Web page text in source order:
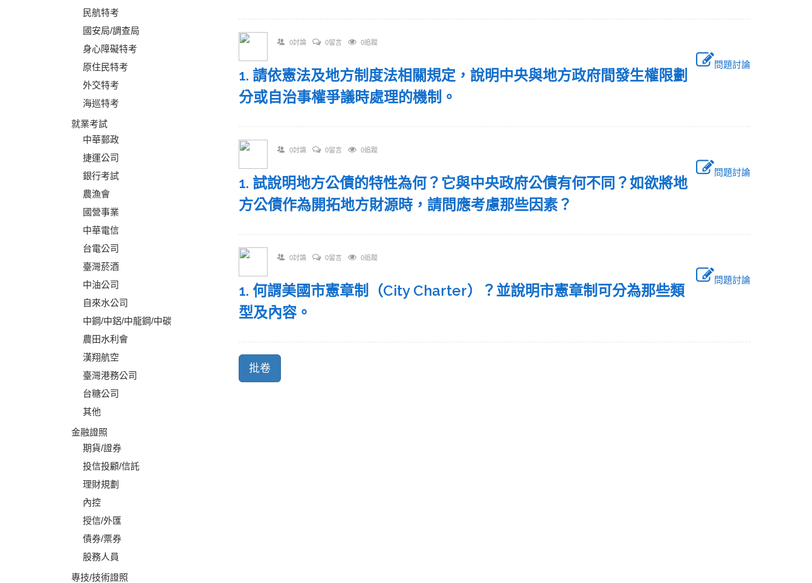
民航特考
國安局/調查局
身心障礙特考
原住民特考
外交特考
海巡特考
就業考試
中華郵政
捷運公司
銀行考試
農漁會
國營事業
中華電信
台電公司
臺灣菸酒
中油公司
自來水公司
中鋼/中鋁/中龍鋼/中碳
農田水利會
漢翔航空
臺灣港務公司
台糖公司
其他
金融證照
期貨/證券
投信投顧/信託
理財規劃
內控
授信/外匯
債券/票券
股務人員
專技/技術證照
0討論 0留言 0追蹤
問題討論
1. 請依憲法及地方制度法相關規定，說明中央與地方政府間發生權限劃
分或自治事權爭議時處理的機制。
0討論 0留言 0追蹤
問題討論
1. 試說明地方公債的特性為何？它與中央政府公債有何不同？如欲將地
方公債作為開拓地方財源時，請問應考慮那些因素？
0討論 0留言 0追蹤
問題討論
1. 何謂美國市憲章制（City Charter）？並說明市憲章制可分為那些類
型及內容。